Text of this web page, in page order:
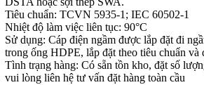
Tiêu chuẩn: TCVN 5935-1; IEC 60502-1
Nhiệt độ làm việc liên tục: 90°C
Sử dụng: Cáp điện ngầm được lắp đặt đi
trong ống HDPE, lắp đặt theo tiêu chuẩn
Tình trạng hàng: Có sẵn tồn kho, đặt số
vui lòng liên hệ tư vấn đặt hàng toàn cầu